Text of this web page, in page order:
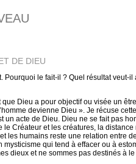
DE DIEU
Pourquoi le fait-il ? Quel résultat veut-
Dieu a pour objectif ou visée un
devienne Dieu ». Je récuse
un acte de Dieu. Dieu ne se fait pas
Créateur et les créatures, la distance
les humains reste une relation entre
qui tend à effacer ou à
dieux et ne sommes pas destinés à